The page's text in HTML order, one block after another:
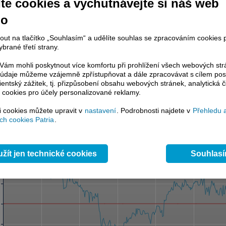
select
1
průměr 2 select
select
select
Odeslat
cookies a vychutnávejte si náš web
na tlačítko „Souhlasím“ a udělíte souhlas se zpracováním cookies
třetí strany.
mohli poskytnout více komfortu při prohlížení všech webových
můžeme vzájemně zpřístupňovat a dále zpracovávat s cílem
zážitek, tj. přizpůsobení obsahu webových stránek, analytická
pro účely personalizované reklamy.
cookies můžete upravit v nastavení . Podrobnosti najdete v Přehledu
cookies Patria
jen technické cookies